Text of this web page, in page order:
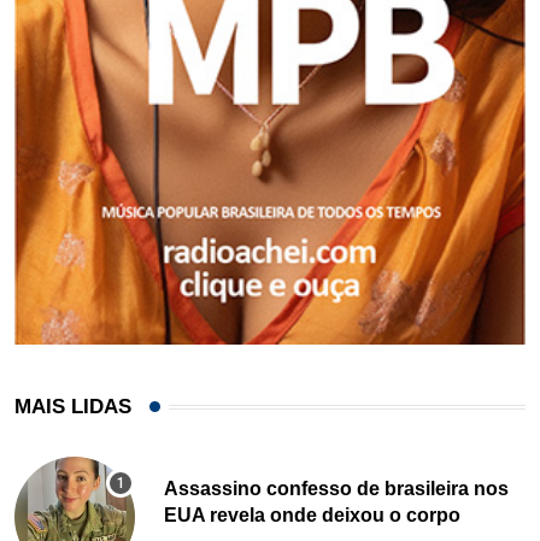
MAIS LIDAS
Assassino confesso de brasileira nos
EUA revela onde deixou o corpo